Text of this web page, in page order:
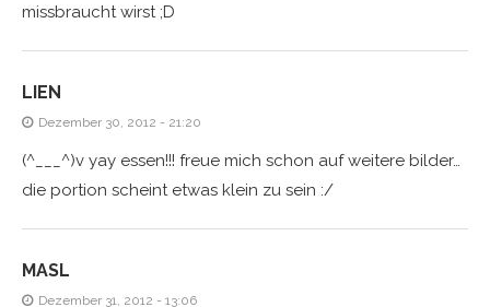
missbraucht wirst ;D
LIEN
Dezember 30, 2012 - 21:20
(^___^)v yay essen!!! freue mich schon auf weitere bilder…
die portion scheint etwas klein zu sein :/
MASL
Dezember 31, 2012 - 13:06